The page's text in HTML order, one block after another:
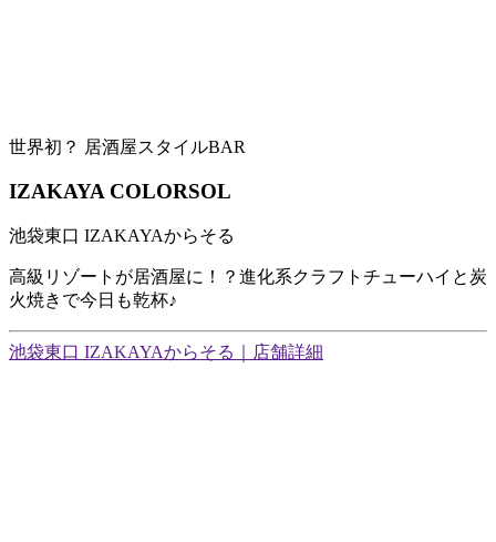
世界初？ 居酒屋スタイルBAR
IZAKAYA COLORSOL
池袋東口 IZAKAYAからそる
高級リゾートが居酒屋に！？進化系クラフトチューハイと炭
火焼きで今日も乾杯♪
池袋東口 IZAKAYAからそる｜店舗詳細